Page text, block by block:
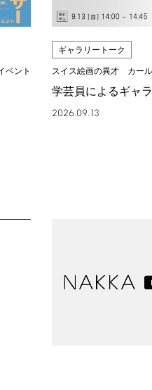
ベント
ギャラリートーク
スイス絵画の異才 カー
学芸員によるギャ
2026.09.13